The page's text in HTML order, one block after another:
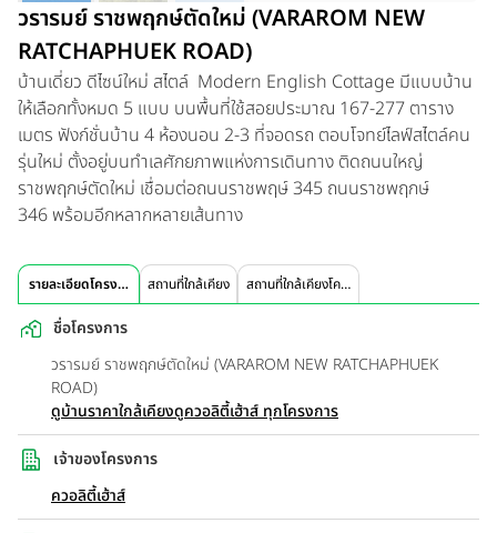
วรารมย์ ราชพฤกษ์ตัดใหม่ (VARAROM NEW
RATCHAPHUEK ROAD)
บ้านเดี่ยว ดีไซน์ใหม่ สไตล์ Modern English Cottage มีแบบบ้าน
ให้เลือกทั้งหมด 5 แบบ บนพื้นที่ใช้สอยประมาณ 167-277 ตาราง
เมตร ฟังก์ชั่นบ้าน 4 ห้องนอน 2-3 ที่จอดรถ ตอบโจทย์ไลฟ์สไตล์คน
รุ่นใหม่ ตั้งอยู่บนทำเลศักยภาพแห่งการเดินทาง ติดถนนใหญ่
ราชพฤกษ์ตัดใหม่ เชื่อมต่อถนนราชพฤษ์ 345 ถนนราชพฤกษ์
346 พร้อมอีกหลากหลายเส้นทาง
รายละเอียดโครงการ สถานที่ใกล้เคียง สถานที่ใกล้เคียงโครงการ
ชื่อโครงการ
วรารมย์ ราชพฤกษ์ตัดใหม่ (VARAROM NEW RATCHAPHUEK
ROAD)
ดูบ้านราคาใกล้เคียงดูควอลิตี้เฮ้าส์ ทุกโครงการ
เจ้าของโครงการ
ควอลิตี้เฮ้าส์